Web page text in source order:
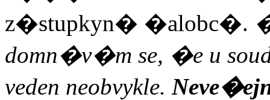
z�stupkyn� �alobc�.
domn�v�m se, �e u
veden neobvykle.